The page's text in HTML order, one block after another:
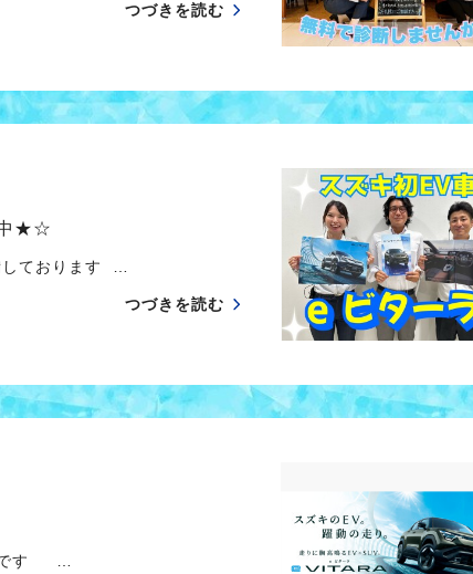
つづきを読む
中★☆
ております …
つづきを読む
です …